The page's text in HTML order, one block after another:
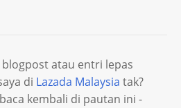
atau entri lepas
di Lazada Malaysia tak?
kembali di pautan ini -